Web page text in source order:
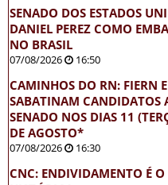
SENADO DOS ESTADOS
DANIEL PEREZ COMO
NO BRASIL
07/08/2026 16:50
CAMINHOS DO RN: FIERN
SABATINAM CANDIDATOS
SENADO NOS DIAS 11
DE AGOSTO*
07/08/2026 16:30
CNC: ENDIVIDAMENTO É O